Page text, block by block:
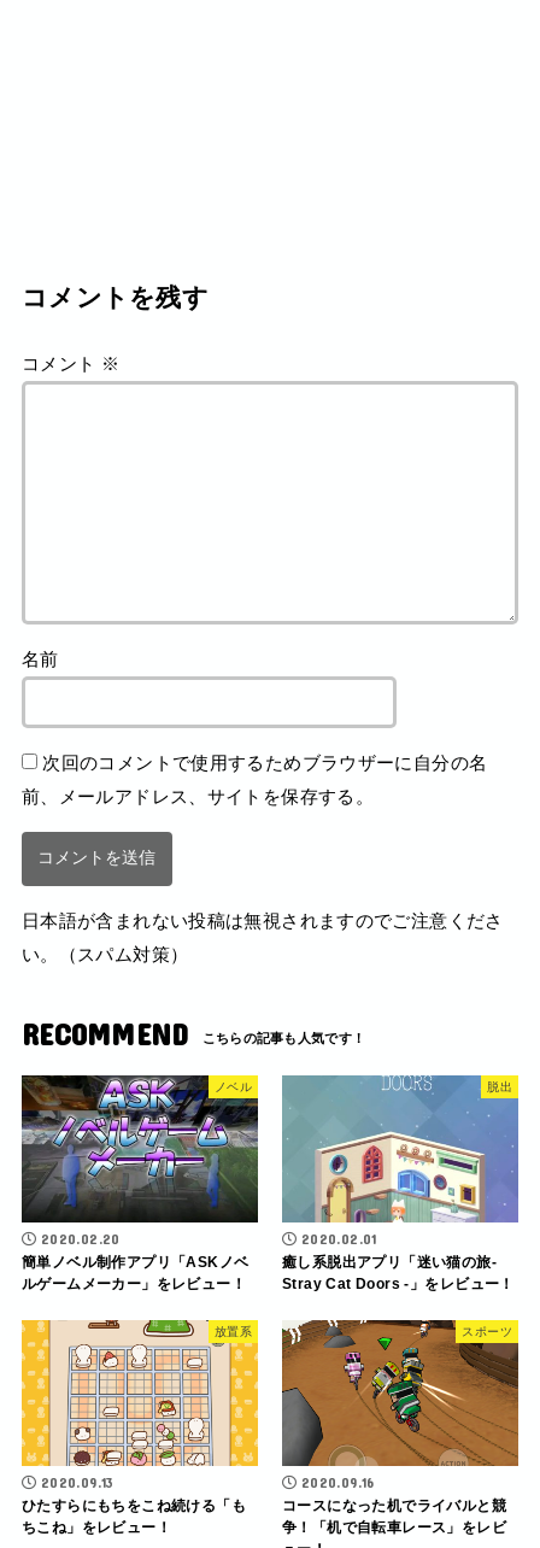
コメントを残す
コメント ※
名前
次回のコメントで使用するためブラウザーに自分の名
前、メールアドレス、サイトを保存する。
日本語が含まれない投稿は無視されますのでご注意くださ
い。（スパム対策）
RECOMMEND
ノベル
2020.02.20
簡単ノベル制作アプリ「ASKノベ
ルゲームメーカー」をレビュー！
脱出
2020.02.01
癒し系脱出アプリ「迷い猫の旅-
Stray Cat Doors -」をレビュー！
放置系
2020.09.13
ひたすらにもちをこね続ける「も
ちこね」をレビュー！
スポーツ
2020.09.16
コースになった机でライバルと競
争！「机で自転車レース」をレビ